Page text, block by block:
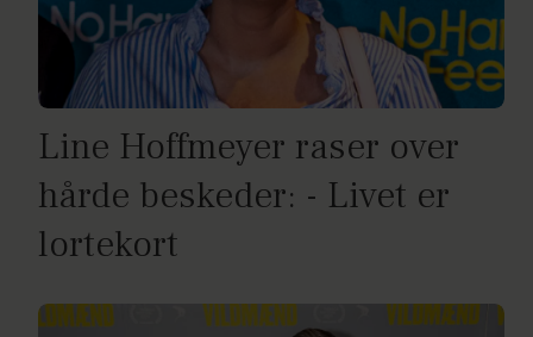
Line Hoffmeyer raser over
hårde beskeder: - Livet er
lortekort